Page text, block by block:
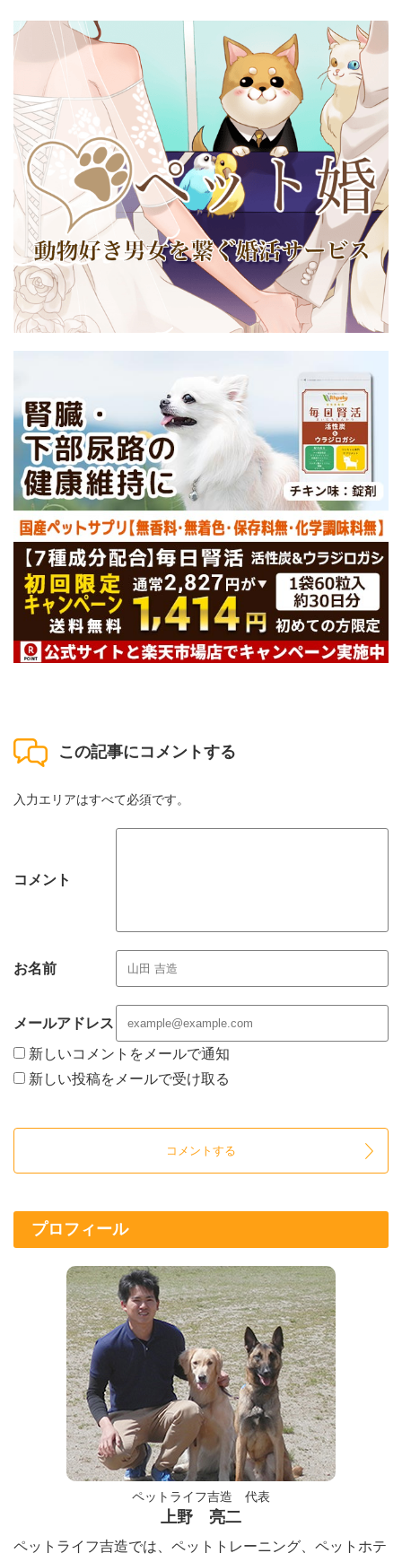
この記事にコメントする
入力エリアはすべて必須です。
コメント
お名前
メールアドレス
新しいコメントをメールで通知
新しい投稿をメールで受け取る
プロフィール
ペットライフ吉造 代表
上野 亮二
ペットライフ吉造では、ペットトレーニング、ペットホテ